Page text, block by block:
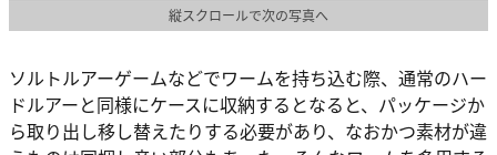
縦スクロールで次の写真へ
ソルトルアーゲームなどでワームを持ち込む際、通常のハー
ドルアーと同様にケースに収納するとなると、パッケージか
ら取り出し移し替えたりする必要があり、なおかつ素材が違